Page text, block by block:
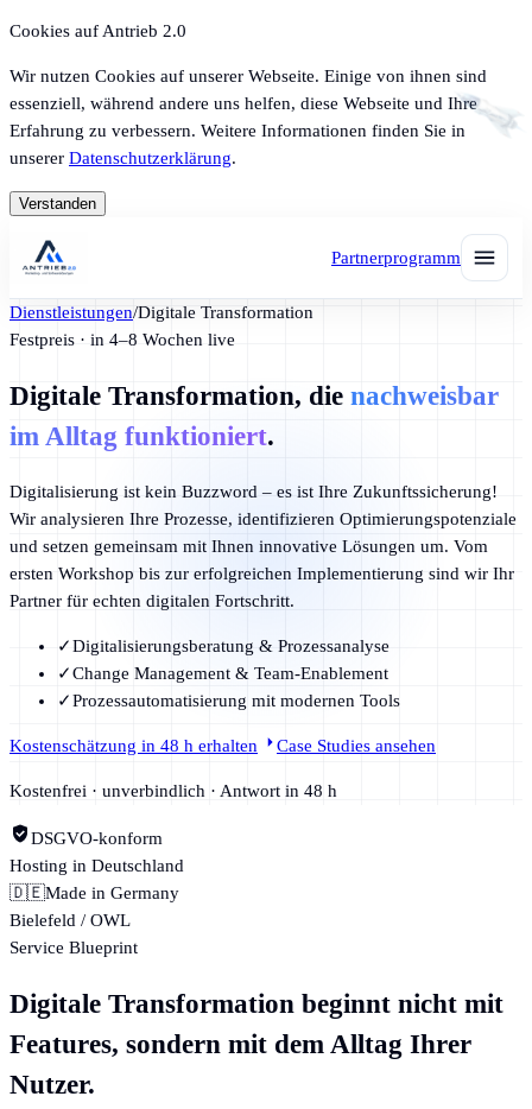
Cookies auf Antrieb 2.0
Wir nutzen Cookies auf unserer Webseite. Einige von ihnen sind
essenziell, während andere uns helfen, diese Webseite und Ihre
Erfahrung zu verbessern. Weitere Informationen finden Sie in
unserer Datenschutzerklärung.
Verstanden
Partnerprogramm
Dienstleistungen/Digitale Transformation
Festpreis · in 4–8 Wochen live
Digitale Transformation, die nachweisbar
im Alltag funktioniert.
Digitalisierung ist kein Buzzword – es ist Ihre Zukunftssicherung!
Wir analysieren Ihre Prozesse, identifizieren Optimierungspotenziale
und setzen gemeinsam mit Ihnen innovative Lösungen um. Vom
ersten Workshop bis zur erfolgreichen Implementierung sind wir Ihr
Partner für echten digitalen Fortschritt.
✓Digitalisierungsberatung & Prozessanalyse
✓Change Management & Team-Enablement
✓Prozessautomatisierung mit modernen Tools
Kostenschätzung in 48 h erhalten Case Studies ansehen
Kostenfrei · unverbindlich · Antwort in 48 h
DSGVO-konform
Hosting in Deutschland
🇩🇪Made in Germany
Bielefeld / OWL
Service Blueprint
Digitale Transformation beginnt nicht mit
Features, sondern mit dem Alltag Ihrer
Nutzer.